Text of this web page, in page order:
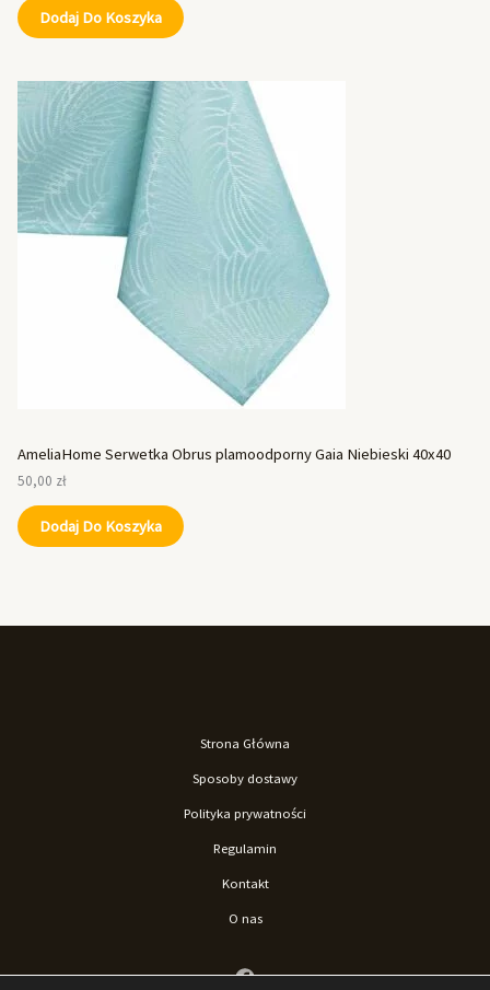
Dodaj Do Koszyka
AmeliaHome Serwetka Obrus plamoodporny Gaia Niebieski 40x40
50,00 zł
Dodaj Do Koszyka
Strona Główna
Sposoby dostawy
Polityka prywatności
Regulamin
Kontakt
O nas